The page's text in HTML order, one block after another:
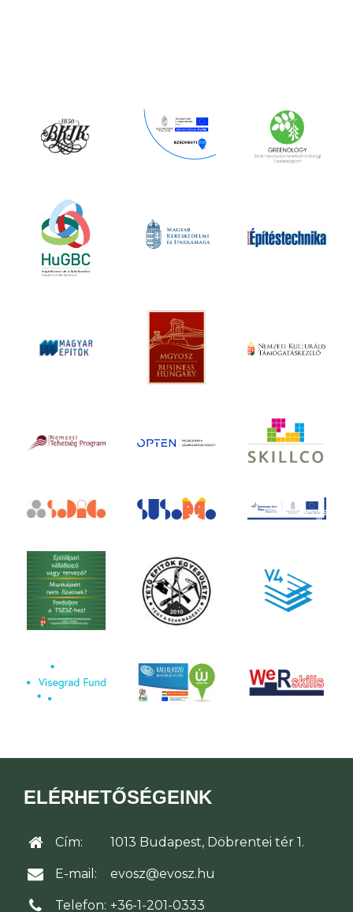
ELÉRHETŐSÉGEINK
Cím: 1013 Budapest, Döbrentei tér 1.
E-mail: evosz@evosz.hu
Telefon: +36-1-201-0333